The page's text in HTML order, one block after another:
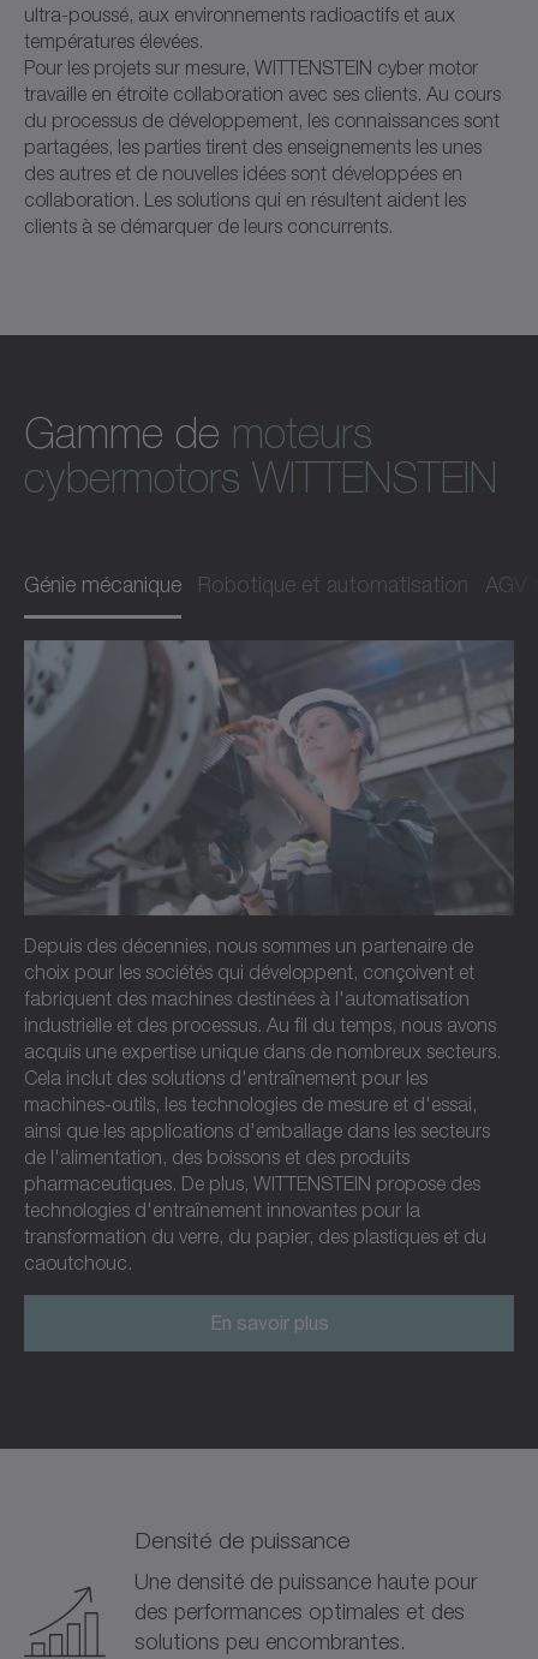
ultra-poussé, aux environnements radioactifs et aux
températures élevées.
Pour les projets sur mesure, WITTENSTEIN cyber motor
travaille en étroite collaboration avec ses clients. Au cours
du processus de développement, les connaissances sont
partagées, les parties tirent des enseignements les unes
des autres et de nouvelles idées sont développées en
collaboration. Les solutions qui en résultent aident les
clients à se démarquer de leurs concurrents.
Gamme de moteurs
cybermotors WITTENSTEIN
Génie mécanique Robotique et automatisation AGV
Depuis des décennies, nous sommes un partenaire de
choix pour les sociétés qui développent, conçoivent et
fabriquent des machines destinées à l'automatisation
industrielle et des processus. Au fil du temps, nous avons
acquis une expertise unique dans de nombreux secteurs.
Cela inclut des solutions d'entraînement pour les
machines-outils, les technologies de mesure et d'essai,
ainsi que les applications d'emballage dans les secteurs
de l'alimentation, des boissons et des produits
pharmaceutiques. De plus, WITTENSTEIN propose des
technologies d'entraînement innovantes pour la
transformation du verre, du papier, des plastiques et du
caoutchouc.
En savoir plus
Densité de puissance
Une densité de puissance haute pour
des performances optimales et des
solutions peu encombrantes.